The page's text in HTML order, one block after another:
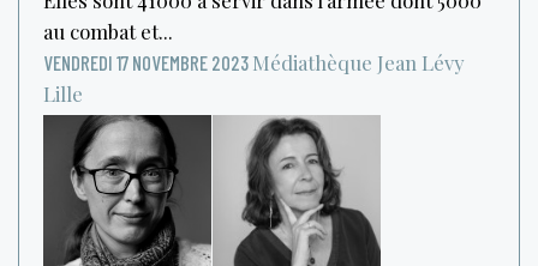
au combat et...
VENDREDI 17 NOVEMBRE 2023 Médiathèque Jean Lévy
Lille